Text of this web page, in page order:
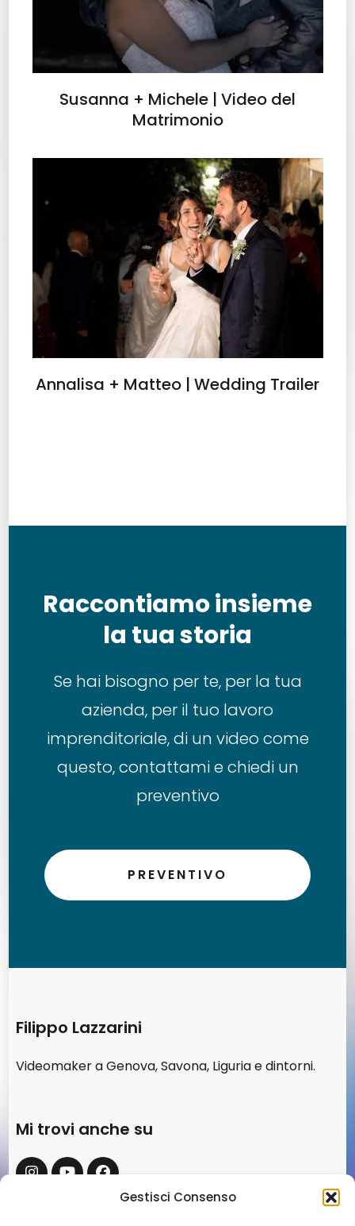
Gestisci Consenso
Susanna + Michele | Video del
Matrimonio
Annalisa + Matteo | Wedding Trailer
Raccontiamo insieme
la tua storia
Se hai bisogno per te, per la tua
azienda, per il tuo lavoro
imprenditoriale, di un video come
questo, contattami e chiedi un
preventivo
PREVENTIVO
Filippo Lazzarini
Videomaker a Genova, Savona, Liguria e dintorni.
Mi trovi anche su